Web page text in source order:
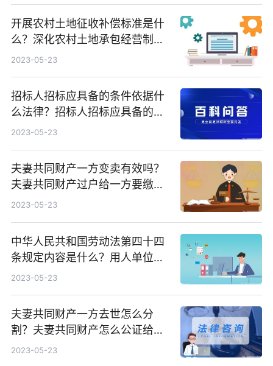
开展农村土地征收补偿标准是什
么？深化农村土地承包经营制度
改革
2023-05-23
招标人招标应具备的条件依据什
么法律？招标人招标应具备的条
件有哪些？
2023-05-23
夫妻共同财产一方变卖有效吗？
夫妻共同财产过户给一方要缴税
吗？
2023-05-23
中华人民共和国劳动法第四十四
条规定内容是什么？用人单位法
定休假日安排劳动者工作的工资
2023-05-23
夫妻共同财产一方去世怎么分
割？夫妻共同财产怎么公证给一
方？
2023-05-23